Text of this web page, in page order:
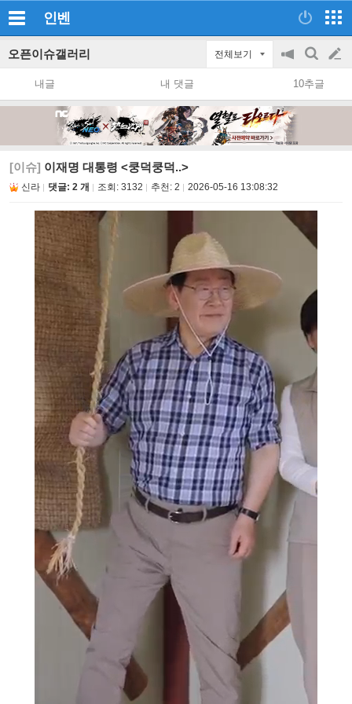
인벤
오픈이슈갤러리 전체보기
공
지
on/off
검
색
글
쓰
내글 내 댓글 10추글
[이슈] 이재명 대통령 <쿵덕쿵덕..>
신라 댓글: 2 개 조회: 3132 추천: 2 2026-05-16 13:08:32